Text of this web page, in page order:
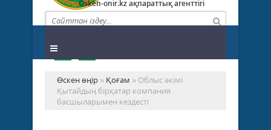
Osken-onir.kz ақпараттық агенттігі
Өскен өңір » Қоғам » Облыс әкімі
Қытайдың бірқатар компания
басшыларымен кездесті